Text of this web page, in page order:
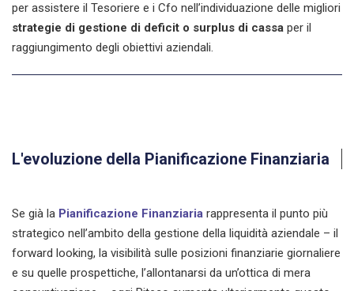
per assistere il Tesoriere e i Cfo nell’individuazione delle migliori
strategie di gestione di deficit o surplus di cassa per il
raggiungimento degli obiettivi aziendali.
L'evoluzione della Pianificazione Finanziaria
Se già la Pianificazione Finanziaria rappresenta il punto più
strategico nell’ambito della gestione della liquidità aziendale – il
forward looking, la visibilità sulle posizioni finanziarie giornaliere
e su quelle prospettiche, l’allontanarsi da un’ottica di mera